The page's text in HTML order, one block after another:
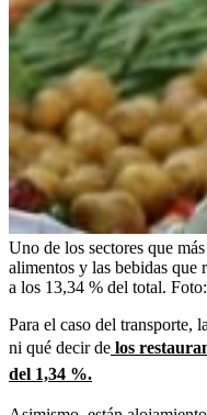
Uno de los sectores que
alimentos y las bebidas que
a los 13,34 % del total. Foto:
Para el caso del transporte,
ni qué decir de los
del 1,34 %.